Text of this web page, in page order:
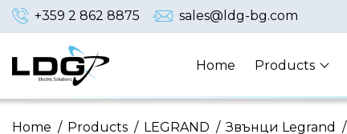
+359 2 862 8875 sales@ldg-bg.com
Home Products
/
Home /
Products /
LEGRAND /
Звънци Legrand